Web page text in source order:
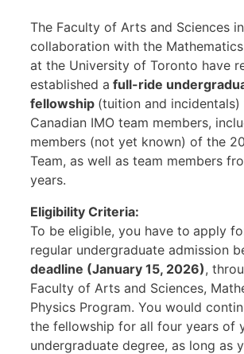
The Faculty of Arts and Sciences in
collaboration with the
at the University of Toronto have
established a full-ride
fellowship (tuition and incidentals)
Canadian IMO team members,
members (not yet known) of the
Team, as well as team members
years.
Eligibility Criteria:
To be eligible, you have to apply
regular undergraduate admission
deadline (January 15, 2026),
Faculty of Arts and Sciences,
Physics Program. You would
the fellowship for all four years of
undergraduate degree, as long as